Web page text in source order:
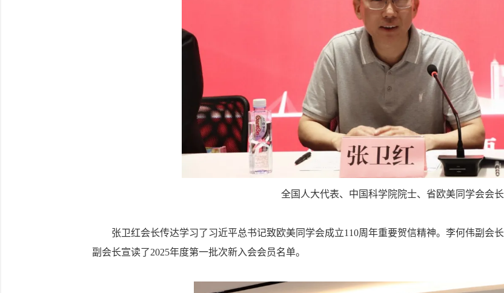
全国人大代表、中国科学院院士、省欧美同学会会
张卫红会长传达学习了习近平总书记致欧美同学会成立110周年重要贺信精神。李何伟副会
副会长宣读了2025年度第一批次新入会会员名单。